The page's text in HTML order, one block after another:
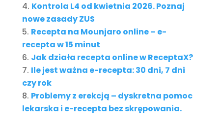
Kontrola L4 od kwietnia 2026. Poznaj
nowe zasady ZUS
Recepta na Mounjaro online – e-
recepta w 15 minut
Jak działa recepta online w ReceptaX?
Ile jest ważna e-recepta: 30 dni, 7 dni
czy rok
Problemy z erekcją – dyskretna pomoc
lekarska i e-recepta bez skrępowania.